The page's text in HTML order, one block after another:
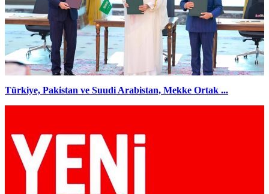
Türkiye, Pakistan ve Suudi Arabistan, Mekke Ortak ...